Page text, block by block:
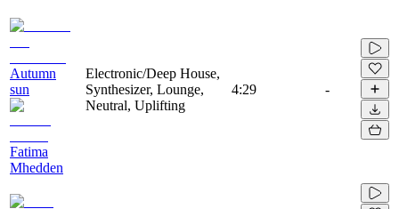
Autumn
sun
Fatima
Mhedden
Electronic/Deep House,
Synthesizer, Lounge,
Neutral, Uplifting
4:29 -